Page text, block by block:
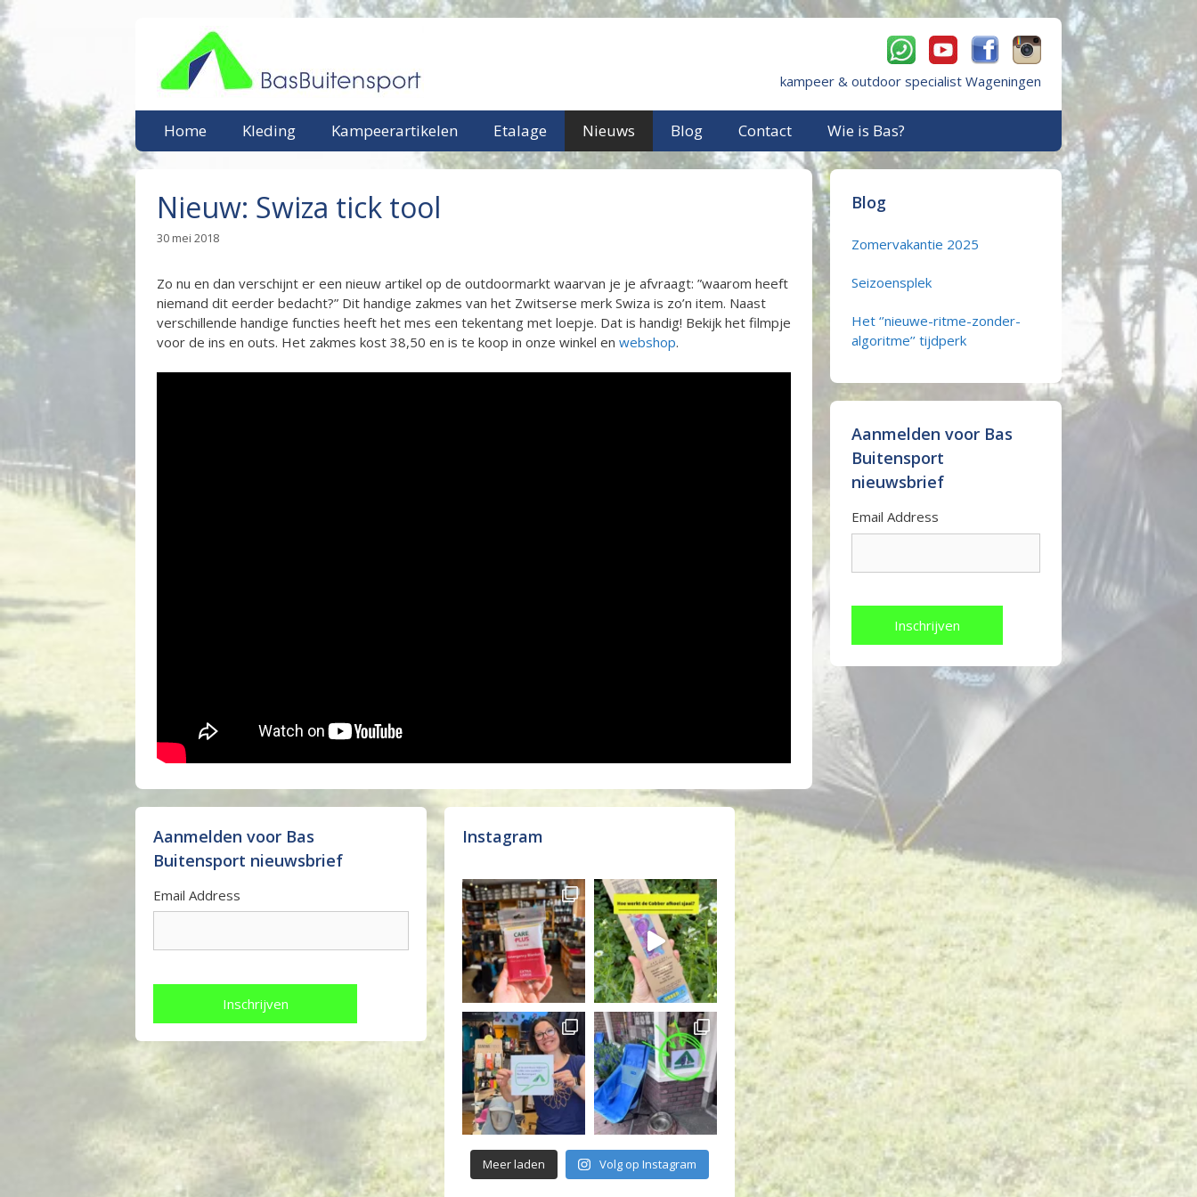
Ga
naar
de
kampeer & outdoor specialist Wageningen
Home Kleding Kampeerartikelen Etalage Nieuws Blog Contact Wie is Bas?
Nieuw: Swiza tick tool
30 mei 2018
Zo nu en dan verschijnt er een nieuw artikel op de outdoormarkt waarvan je je afvraagt: ”waarom heeft
niemand dit eerder bedacht?” Dit handige zakmes van het Zwitserse merk Swiza is zo’n item. Naast
verschillende handige functies heeft het mes een tekentang met loepje. Dat is handig! Bekijk het filmpje
voor de ins en outs. Het zakmes kost 38,50 en is te koop in onze winkel en webshop.
Blog
Zomervakantie 2025
Seizoensplek
Het ‘’nieuwe-ritme-zonder-
algoritme’’ tijdperk
Aanmelden voor Bas
Buitensport
nieuwsbrief
Email Address
Aanmelden voor Bas
Buitensport nieuwsbrief
Email Address
Instagram
Meer laden Volg op Instagram